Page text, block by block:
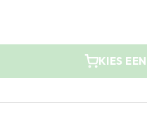
KIES